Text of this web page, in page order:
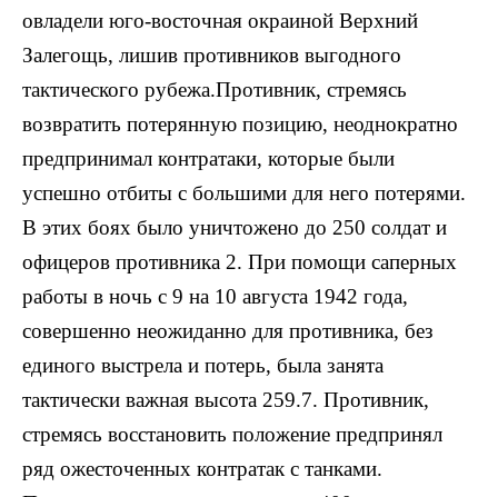
овладели юго-восточная окраиной Верхний
Залегощь, лишив противников выгодного
тактического рубежа.Противник, стремясь
возвратить потерянную позицию, неоднократно
предпринимал контратаки, которые были
успешно отбиты с большими для него потерями.
В этих боях было уничтожено до 250 солдат и
офицеров противника 2. При помощи саперных
работы в ночь с 9 на 10 августа 1942 года,
совершенно неожиданно для противника, без
единого выстрела и потерь, была занята
тактически важная высота 259.7. Противник,
стремясь восстановить положение предпринял
ряд ожесточенных контратак с танками.